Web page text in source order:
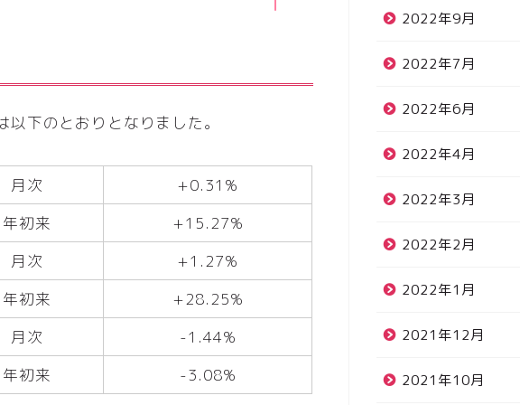
下のとおりとなりました。
月次
+0.31%
年初来
+15.27%
月次
+1.27%
年初来
+28.25%
月次
-1.44%
年初来
-3.08%
2022年9月
2022年7月
2022年6月
2022年4月
2022年3月
2022年2月
2022年1月
2021年12月
2021年10月